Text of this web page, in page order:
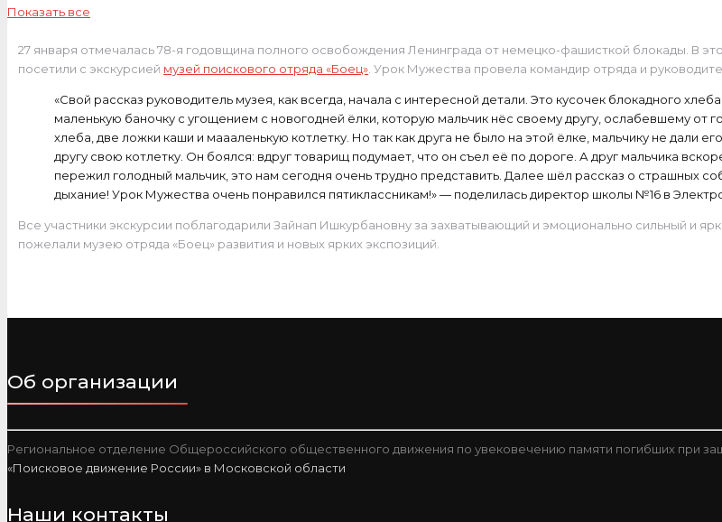
Показать все
27 января отмечалась 78-я годовщина полного освобождения Ленинграда от немецко-фашисткой блокады. В
посетили с экскурсией музей поискового отряда «Боец» . Урок Мужества провела командир отряда и
«Свой рассказ руководитель музея, как всегда, начала с интересной детали. Это кусочек блокадного
маленькую баночку с угощением с новогодней ёлки, которую мальчик нёс своему другу, ослабевшему от
хлеба, две ложки каши и маааленькую котлетку. Но так как друга не было на этой ёлке, мальчику не дали
другу свою котлетку. Он боялся: вдруг товарищ подумает, что он съел её по дороге. А друг мальчика
пережил голодный мальчик, это нам сегодня очень трудно представить. Далее шёл рассказ о страшных
дыхание! Урок Мужества очень понравился пятиклассникам!» — поделилась директор школы №16 в
Все участники экскурсии поблагодарили Зайнап Ишкурбановну за захватывающий и эмоционально сильный и
пожелали музею отряда «Боец» развития и новых ярких экспозиций.
Об организации
Региональное отделение Общероссийского общественного движения по увековечению памяти погибших при
«Поисковое движение России» в Московской области
Наши контакты